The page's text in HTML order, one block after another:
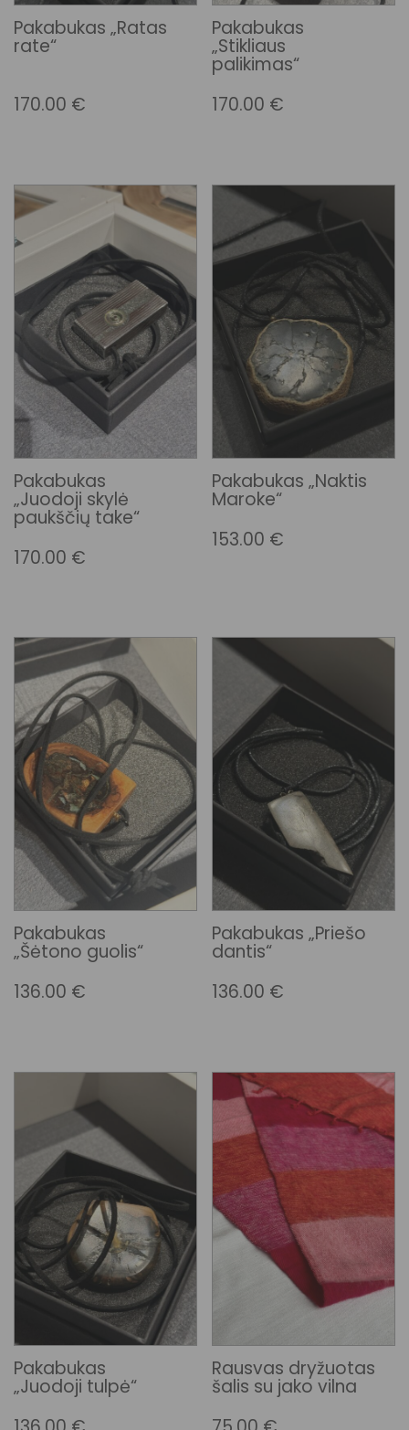
Pakabukas „Ratas
rate“
170.00 €
Pakabukas
„Stikliaus
palikimas“
170.00 €
Pakabukas
„Juodoji skylė
paukščių take“
170.00 €
Pakabukas „Naktis
Maroke“
153.00 €
Pakabukas
„Šėtono guolis“
136.00 €
Pakabukas „Priešo
dantis“
136.00 €
Pakabukas
„Juodoji tulpė“
Rausvas dryžuotas
šalis su jako vilna